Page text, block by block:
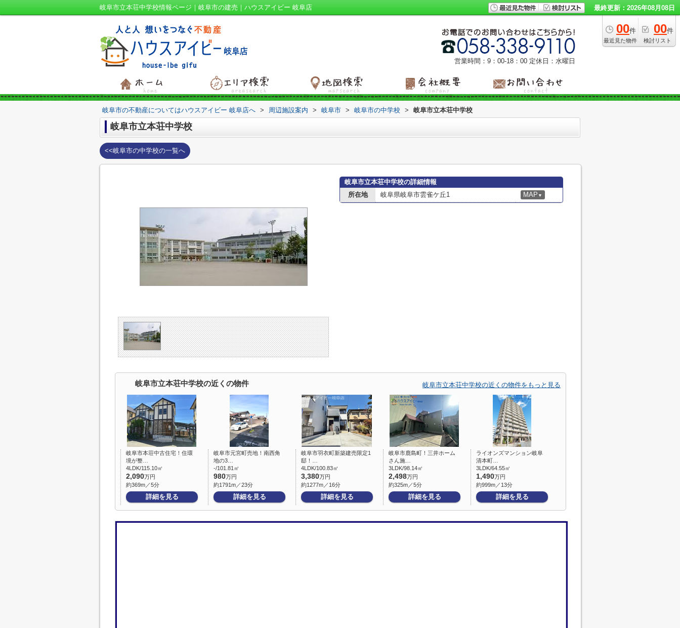
岐阜市立本荘中学校情報ページ｜岐阜市の建売｜ハウスアイビー 岐阜店 最終更新：2026年08月08日
00件
最近見た物件
00件
検討リスト
営業時間：9：00‐18：00 定休日：水曜日
岐阜市の不動産についてはハウスアイビー 岐阜店へ > 周辺施設案内 > 岐阜市 > 岐阜市の中学校 > 岐阜市立本荘中学校
岐阜市立本荘中学校
<<岐阜市の中学校の一覧へ
岐阜市立本荘中学校の詳細情報
所在地
岐阜県岐阜市雲雀ケ丘1 MAP ▼
岐阜市立本荘中学校の近くの物件 岐阜市立本荘中学校の近くの物件をもっと見る
岐阜市本荘中古住宅！住環
境が整…
4LDK/115.10㎡
2,090万円
約369m／5分
詳細を見る
岐阜市元宮町売地！南西角
地の3…
-/101.81㎡
980万円
約1791m／23分
詳細を見る
岐阜市羽衣町新築建売限定1
邸！…
4LDK/100.83㎡
3,380万円
約1277m／16分
詳細を見る
岐阜市鹿島町！三井ホーム
さん施…
3LDK/98.14㎡
2,498万円
約325m／5分
詳細を見る
ライオンズマンション岐阜
清本町…
3LDK/64.55㎡
1,490万円
約999m／13分
詳細を見る